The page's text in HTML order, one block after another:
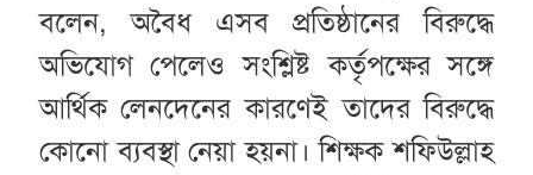
বলেন, অবৈধ এসব প্রতিষ্ঠানের বিরুদ্ধে
অভিযোগ পেলেও সংশ্লিষ্ট কর্তৃপক্ষের সঙ্গে
আর্থিক লেনদেনের কারণেই তাদের বিরুদ্ধে
কোনো ব্যবস্থা নেয়া হয়না। শিক্ষক শফিউল্লাহ